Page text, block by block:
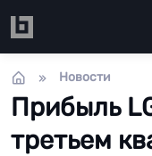
Новости
Прибыль
третьем